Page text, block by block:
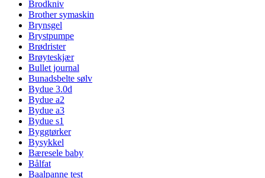
Brodkniv
Brother symaskin
Brynsgel
Brystpumpe
Brødrister
Brøyteskjær
Bullet journal
Bunadsbelte sølv
Bydue 3.0d
Bydue a2
Bydue a3
Bydue s1
Byggtørker
Bysykkel
Bæresele baby
Bålfat
Baalpanne test